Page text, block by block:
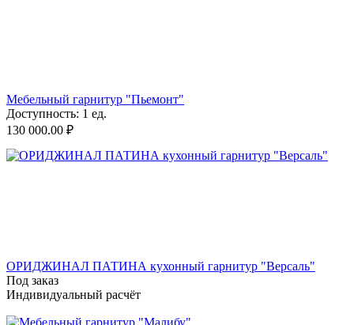
Мебельный гарнитур "Пьемонт"
Доступность: 1 ед.
130 000.00 ₽
ОРИДЖИНАЛ ПАТИНА кухонный гарнитур "Версаль"
Под заказ
Индивидуальный расчёт